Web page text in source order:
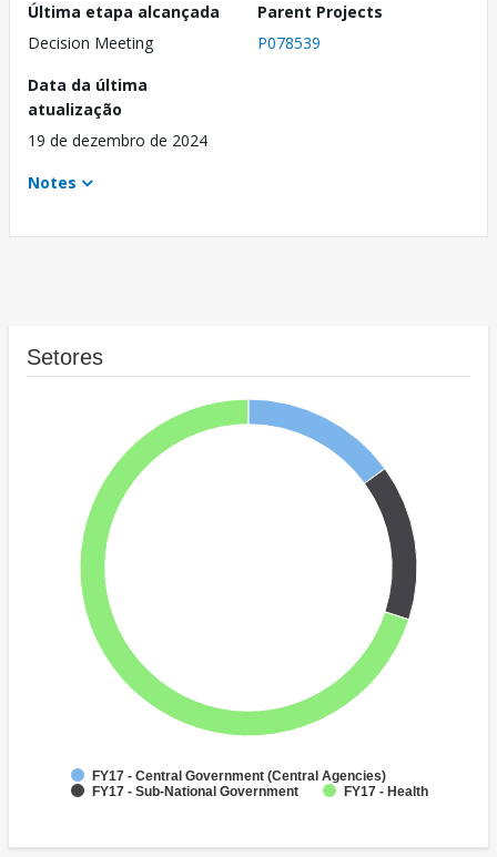
Última etapa alcançada
Decision Meeting
Parent Projects
P078539
Data da última
atualização
19 de dezembro de 2024
Notes
Setores
FY17 - Central Government (Central Agencies)
FY17 - Sub-National Government
FY17 - Health